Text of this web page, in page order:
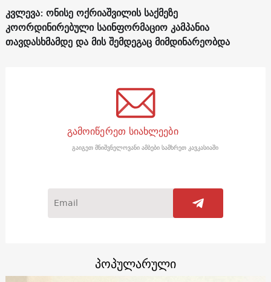
კვლევა: ონისე ოქრიაშვილის საქმეზე
კოორდინირებული საინფორმაციო კამპანია
თავდასხმამდე და მის შემდეგაც მიმდინარეობდა
გამოიწერეთ სიახლეები
გაიგეთ მნიშვნელოვანი ამბები სამხრეთ კავკასიაში
პოპულარული